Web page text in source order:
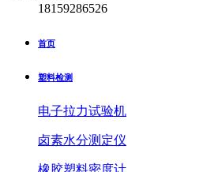
18159286526
首页
塑料检测
电子拉力试验机
卤素水分测定仪
橡胶塑料密度计